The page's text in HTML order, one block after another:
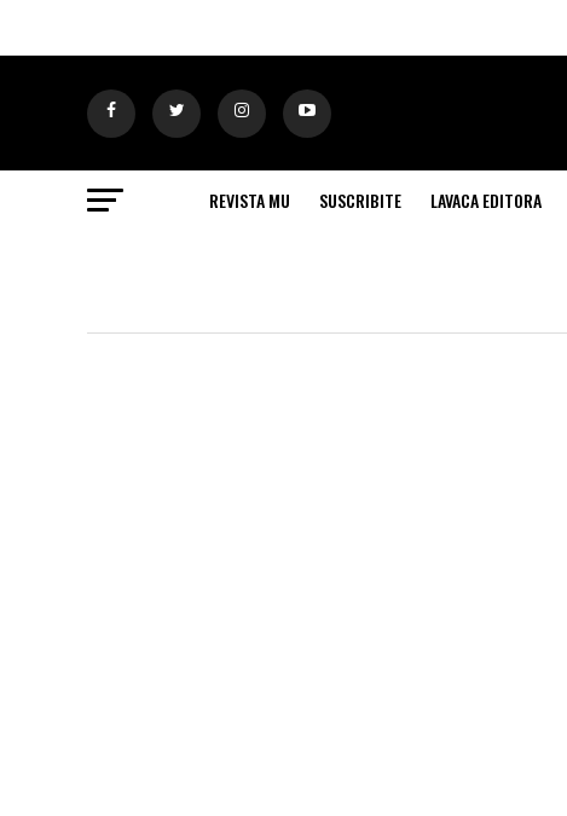
REVISTA MU SUSCRIBITE LAVACA EDITORA